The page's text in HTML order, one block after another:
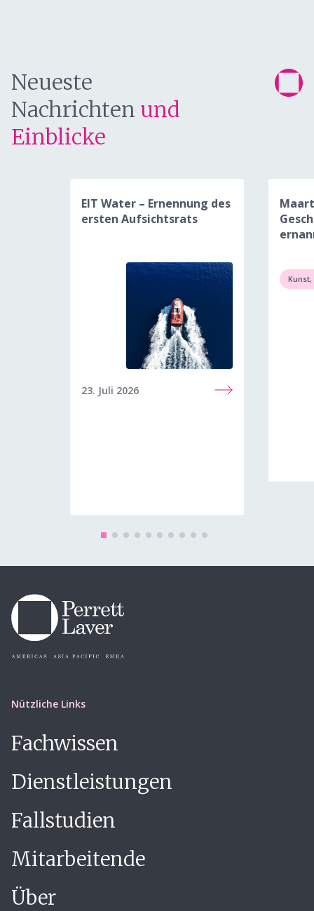
Neueste
Nachrichten und
Einblicke
EIT Water – Ernennung des
ersten Aufsichtsrats
23. Juli 2026
Nützliche Links
Fachwissen
Dienstleistungen
Fallstudien
Mitarbeitende
Über